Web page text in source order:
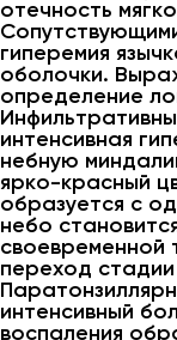
отечность
гиперемия
оболочки.
определение
интенсивная
небную
ярко-красный
образуется с
небо
своевременной
переход
интенсивный
воспаления